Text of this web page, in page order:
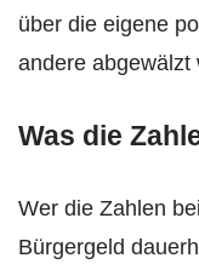
über die eigene
andere abgewälzt
Was die
Wer die Zahlen
Bürgergeld